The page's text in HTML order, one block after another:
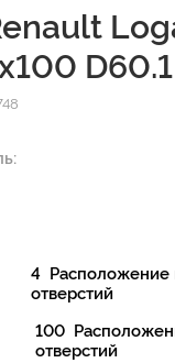
4
отверстий
100
отверстий